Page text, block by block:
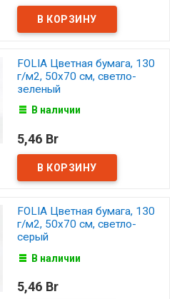
FOLIA Цветная бумага, 130
г/м2, 50х70 см, светло-
зеленый
В наличии
5,46 Br
FOLIA Цветная бумага, 130
г/м2, 50х70 см, светло-
серый
В наличии
5,46 Br